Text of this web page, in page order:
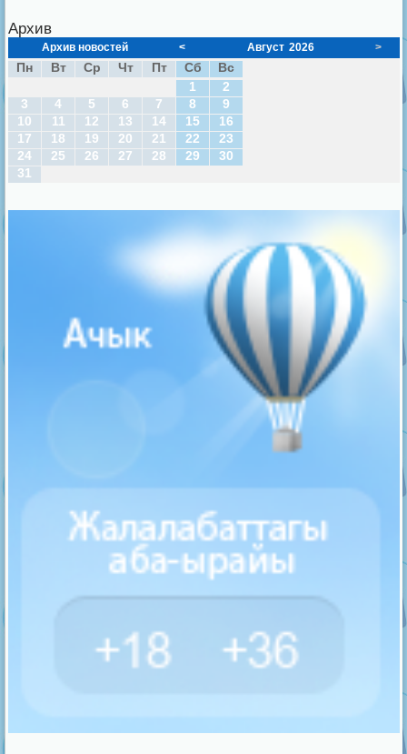
Архив
Архив новостей < Август 2026 >
Пн Вт Ср Чт Пт Сб
Вс
1
2
3
4 5 6 7 8
9
10
11 12 13 14 15
16
17
18 19 20 21 22
23
24
25 26 27 28 29
30
31